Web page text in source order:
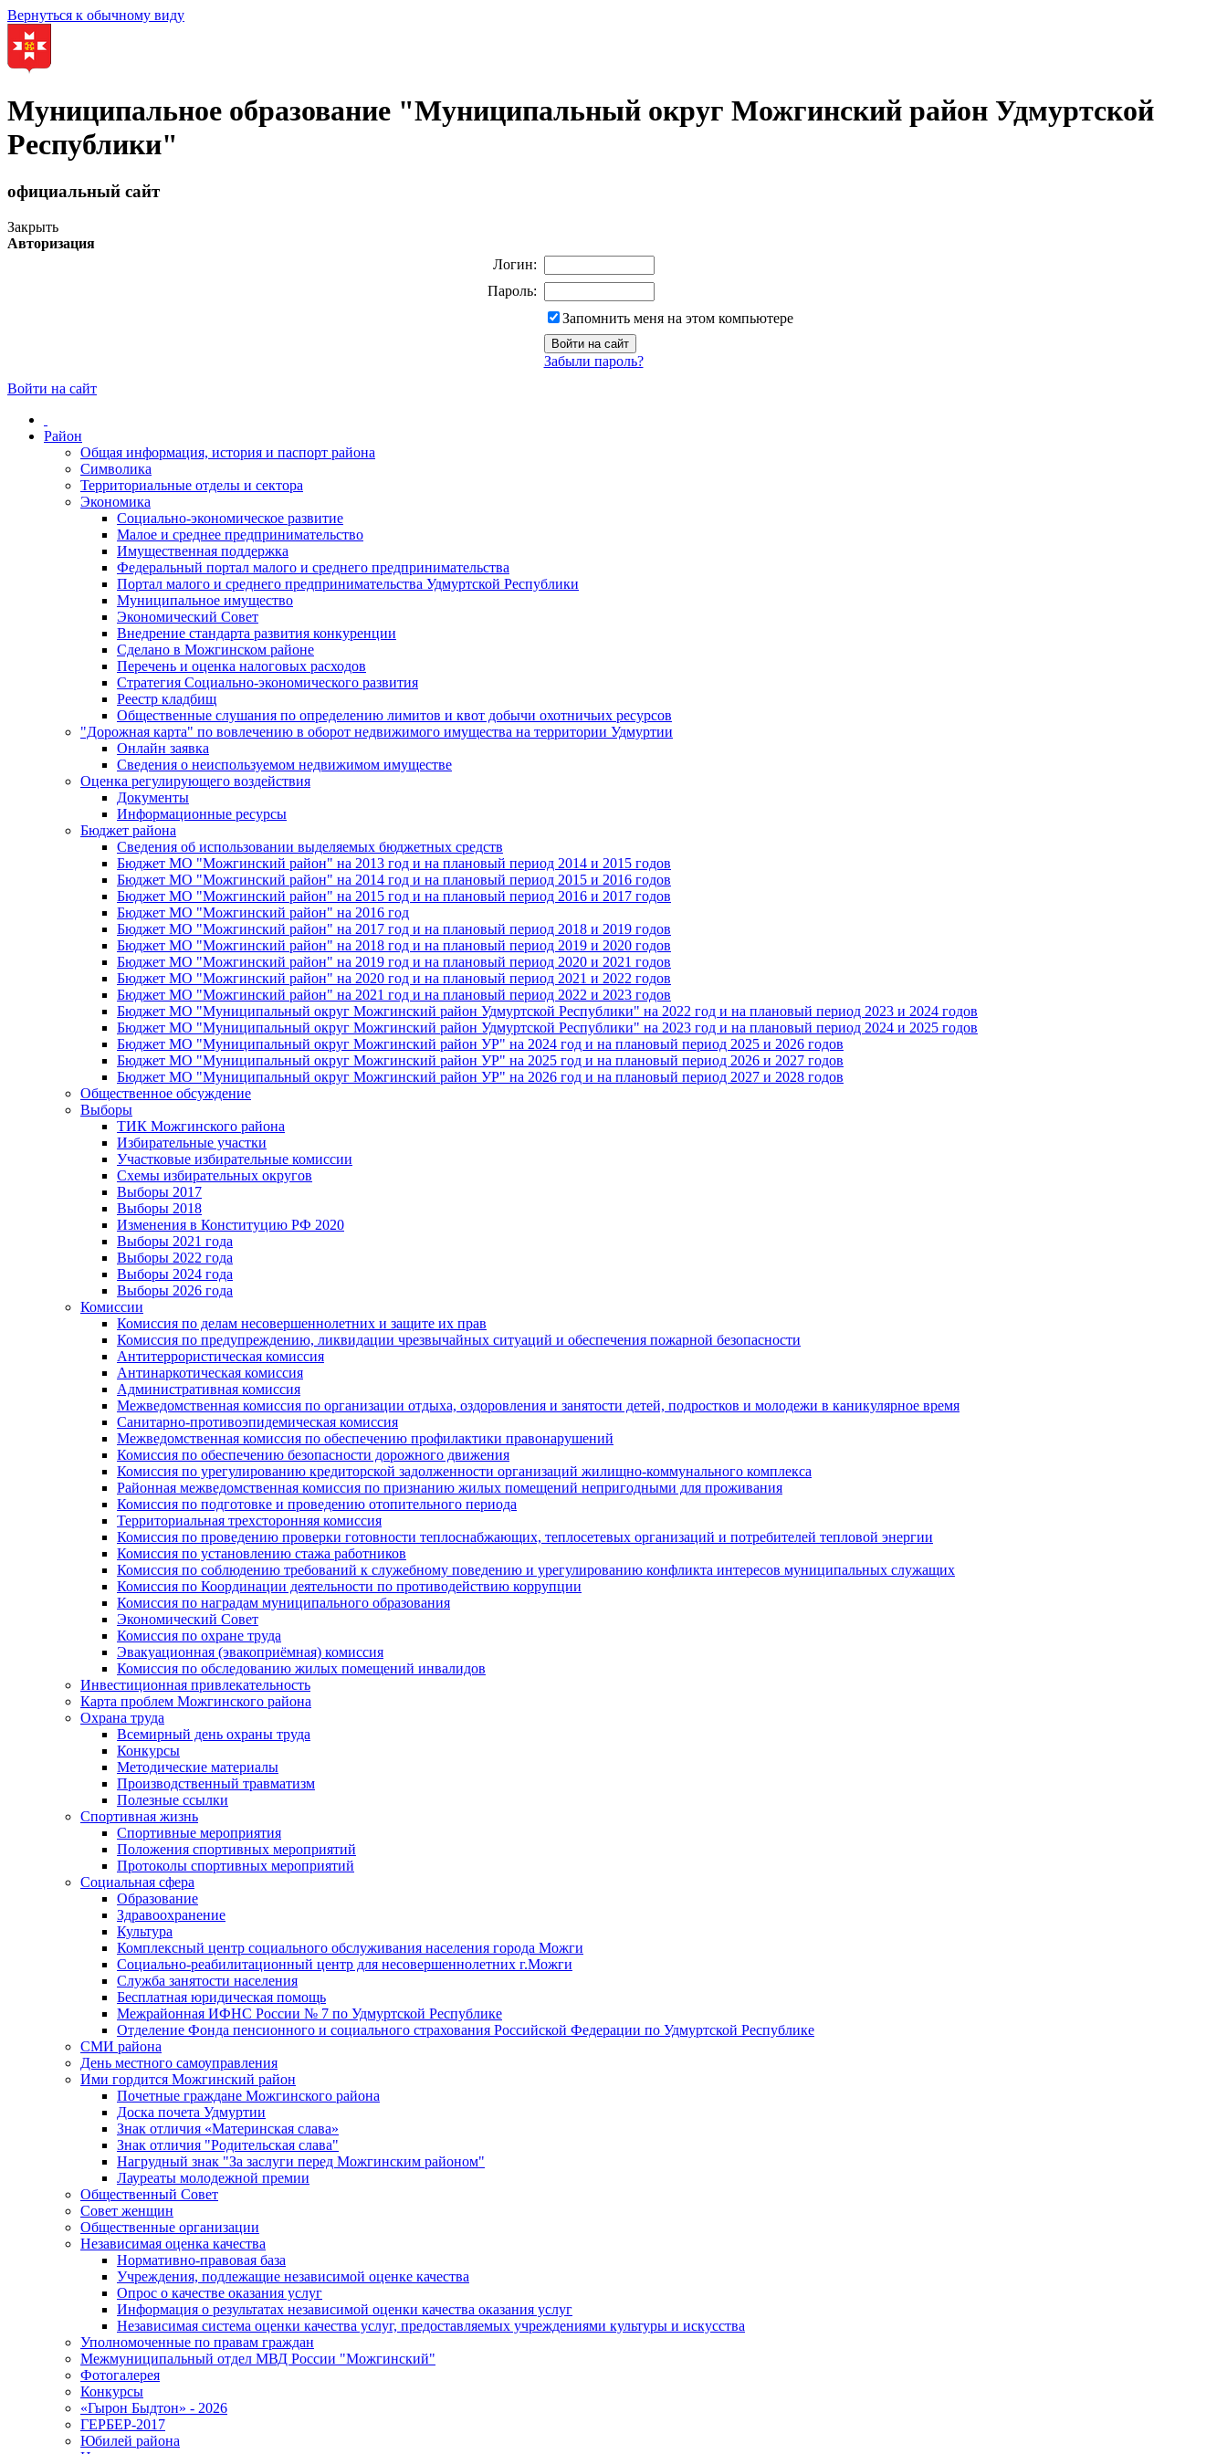
Вернуться к обычному виду
Муниципальное образование "Муниципальный округ Можгинский район Удмуртской
Республики"
официальный сайт
Закрыть
Авторизация
Логин:
Пароль:
Запомнить меня на этом компьютере
Забыли пароль?
Войти на сайт
Район
Общая информация, история и паспорт района
Символика
Территориальные отделы и сектора
Экономика
Социально-экономическое развитие
Малое и среднее предпринимательство
Имущественная поддержка
Федеральный портал малого и среднего предпринимательства
Портал малого и среднего предпринимательства Удмуртской Республики
Муниципальное имущество
Экономический Совет
Внедрение стандарта развития конкуренции
Сделано в Можгинском районе
Перечень и оценка налоговых расходов
Стратегия Социально-экономического развития
Реестр кладбищ
Общественные слушания по определению лимитов и квот добычи охотничьих ресурсов
"Дорожная карта" по вовлечению в оборот недвижимого имущества на территории Удмуртии
Онлайн заявка
Сведения о неиспользуемом недвижимом имуществе
Оценка регулирующего воздействия
Документы
Информационные ресурсы
Бюджет района
Сведения об использовании выделяемых бюджетных средств
Бюджет МО "Можгинский район" на 2013 год и на плановый период 2014 и 2015 годов
Бюджет МО "Можгинский район" на 2014 год и на плановый период 2015 и 2016 годов
Бюджет МО "Можгинский район" на 2015 год и на плановый период 2016 и 2017 годов
Бюджет МО "Можгинский район" на 2016 год
Бюджет МО "Можгинский район" на 2017 год и на плановый период 2018 и 2019 годов
Бюджет МО "Можгинский район" на 2018 год и на плановый период 2019 и 2020 годов
Бюджет МО "Можгинский район" на 2019 год и на плановый период 2020 и 2021 годов
Бюджет МО "Можгинский район" на 2020 год и на плановый период 2021 и 2022 годов
Бюджет МО "Можгинский район" на 2021 год и на плановый период 2022 и 2023 годов
Бюджет МО "Муниципальный округ Можгинский район Удмуртской Республики" на 2022 год и на плановый период 2023 и 2024 годов
Бюджет МО "Муниципальный округ Можгинский район Удмуртской Республики" на 2023 год и на плановый период 2024 и 2025 годов
Бюджет МО "Муниципальный округ Можгинский район УР" на 2024 год и на плановый период 2025 и 2026 годов
Бюджет МО "Муниципальный округ Можгинский район УР" на 2025 год и на плановый период 2026 и 2027 годов
Бюджет МО "Муниципальный округ Можгинский район УР" на 2026 год и на плановый период 2027 и 2028 годов
Общественное обсуждение
Выборы
ТИК Можгинского района
Избирательные участки
Участковые избирательные комиссии
Схемы избирательных округов
Выборы 2017
Выборы 2018
Изменения в Конституцию РФ 2020
Выборы 2021 года
Выборы 2022 года
Выборы 2024 года
Выборы 2026 года
Комиссии
Комиссия по делам несовершеннолетних и защите их прав
Комиссия по предупреждению, ликвидации чрезвычайных ситуаций и обеспечения пожарной безопасности
Антитеррористическая комиссия
Антинаркотическая комиссия
Административная комиссия
Межведомственная комиссия по организации отдыха, оздоровления и занятости детей, подростков и молодежи в каникулярное время
Санитарно-противоэпидемическая комиссия
Межведомственная комиссия по обеспечению профилактики правонарушений
Комиссия по обеспечению безопасности дорожного движения
Комиссия по урегулированию кредиторской задолженности организаций жилищно-коммунального комплекса
Районная межведомственная комиссия по признанию жилых помещений непригодными для проживания
Комиссия по подготовке и проведению отопительного периода
Территориальная трехсторонняя комиссия
Комиссия по проведению проверки готовности теплоснабжающих, теплосетевых организаций и потребителей тепловой энергии
Комиссия по установлению стажа работников
Комиссия по соблюдению требований к служебному поведению и урегулированию конфликта интересов муниципальных служащих
Комиссия по Координации деятельности по противодействию коррупции
Комиссия по наградам муниципального образования
Экономический Совет
Комиссия по охране труда
Эвакуационная (эвакоприёмная) комиссия
Комиссия по обследованию жилых помещений инвалидов
Инвестиционная привлекательность
Карта проблем Можгинского района
Охрана труда
Всемирный день охраны труда
Конкурсы
Методические материалы
Производственный травматизм
Полезные ссылки
Спортивная жизнь
Спортивные мероприятия
Положения спортивных мероприятий
Протоколы спортивных мероприятий
Социальная сфера
Образование
Здравоохранение
Культура
Комплексный центр социального обслуживания населения города Можги
Социально-реабилитационный центр для несовершеннолетних г.Можги
Служба занятости населения
Бесплатная юридическая помощь
Межрайонная ИФНС России № 7 по Удмуртской Республике
Отделение Фонда пенсионного и социального страхования Российской Федерации по Удмуртской Республике
СМИ района
День местного самоуправления
Ими гордится Можгинский район
Почетные граждане Можгинского района
Доска почета Удмуртии
Знак отличия «Материнская слава»
Знак отличия "Родительская слава"
Нагрудный знак "За заслуги перед Можгинским районом"
Лауреаты молодежной премии
Общественный Совет
Совет женщин
Общественные организации
Независимая оценка качества
Нормативно-правовая база
Учреждения, подлежащие независимой оценке качества
Опрос о качестве оказания услуг
Информация о результатах независимой оценки качества оказания услуг
Независимая система оценки качества услуг, предоставляемых учреждениями культуры и искусства
Уполномоченные по правам граждан
Межмуниципальный отдел МВД России "Можгинский"
Фотогалерея
Конкурсы
«Гырон Быдтон» - 2026
ГЕРБЕР-2017
Юбилей района